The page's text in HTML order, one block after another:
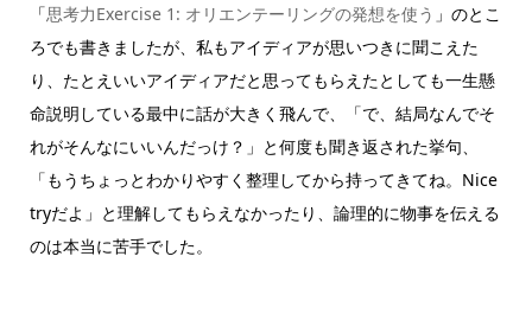
「思考力Exercise 1: オリエンテーリングの発想を使う 」のとこ
ろでも書きましたが、私もアイディアが思いつきに聞こえた
り、たとえいいアイディアだと思ってもらえたとしても一生懸
命説明している最中に話が大きく飛んで、「で、結局なんでそ
れがそんなにいいんだっけ？」と何度も聞き返された挙句、
「もうちょっとわかりやすく整理してから持ってきてね。Nice
tryだよ」と理解してもらえなかったり、論理的に物事を伝える
のは本当に苦手でした。